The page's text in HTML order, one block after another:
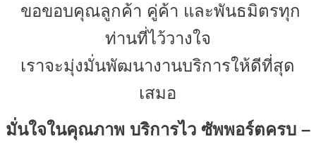
ขอขอบคุณลูกค้า คู่ค้า และพันธมิตรทุก
ท่านที่ไว้วางใจ
เราจะมุ่งมั่นพัฒนางานบริการให้ดีที่สุด
เสมอ
มั่นใจในคุณภาพ บริการไว ซัพพอร์ตครบ –